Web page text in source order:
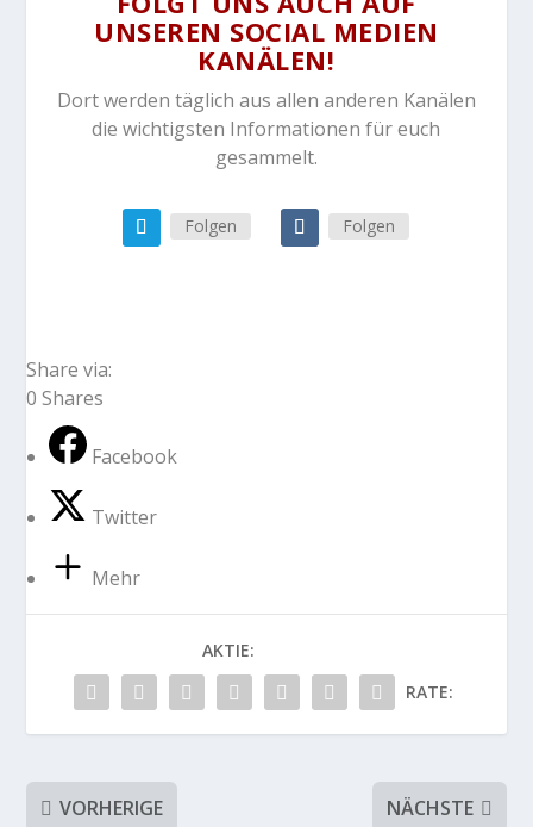
UNSEREN SOCIAL MEDIEN
KANÄLEN!
Dort werden täglich aus allen anderen Kanälen
die wichtigsten Informationen für euch
gesammelt.
Folgen Folgen
Share via:
0 Shares
Facebook
Twitter
Mehr
AKTIE:
RATE:
VORHERIGE NÄCHSTE